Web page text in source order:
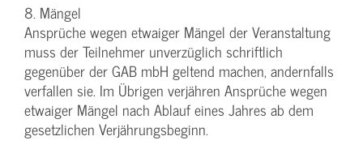
8. Mängel
Ansprüche wegen etwaiger Mängel der Veranstaltung
muss der Teilnehmer unverzüglich schriftlich
gegenüber der GAB mbH geltend machen, andernfalls
verfallen sie. Im Übrigen verjähren Ansprüche wegen
etwaiger Mängel nach Ablauf eines Jahres ab dem
gesetzlichen Verjährungsbeginn.